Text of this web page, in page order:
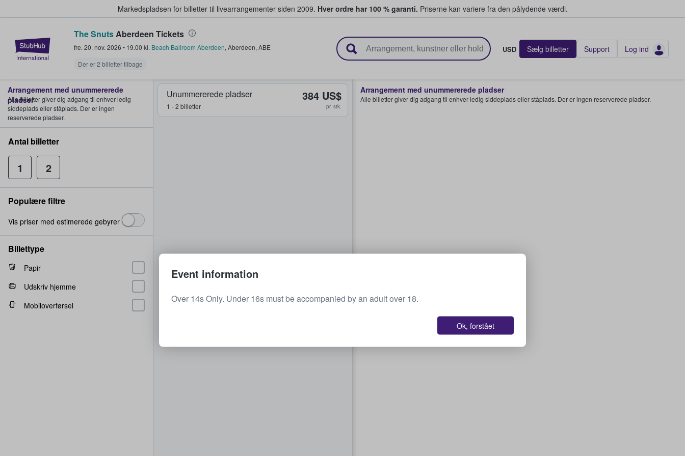
Markedspladsen for billetter til livearrangementer siden 2009. Hver ordre har 100 % garanti. Priserne kan variere fra den pålydende værdi.
StubHub - Hvor fans køber og sælger billetter
The SnutsAberdeen Tickets
fre. 20. nov. 2026 • 19.00 kl. Beach Ballroom Aberdeen, Aberdeen, ABE
Der er 2 billetter tilbage
USD Sælg billetter Support Log ind
Unummererede pladser
1 - 2 billetter
384 US$
pr. stk.
Arrangement med unummererede pladser
Alle billetter giver dig adgang til enhver ledig siddeplads eller ståplads. Der er ingen reserverede pladser.
Arrangement med unummererede
pladser
Alle billetter giver dig adgang til enhver ledig
siddeplads eller ståplads. Der er ingen
reserverede pladser.
Antal billetter
1 2
Populære filtre
Vis priser med estimerede gebyrer
Billettype
Papir
Udskriv hjemme
Mobiloverførsel
Event information
Over 14s Only. Under 16s must be accompanied by an adult over 18.
Ok, forstået